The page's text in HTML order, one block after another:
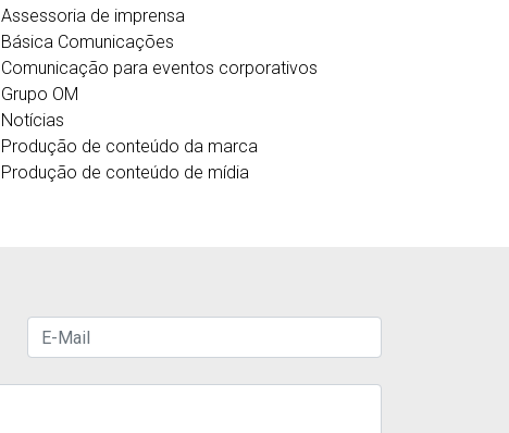
Assessoria de imprensa
Básica Comunicações
Comunicação para eventos corporativos
Grupo OM
Notícias
Produção de conteúdo da marca
Produção de conteúdo de mídia